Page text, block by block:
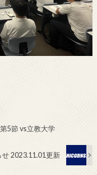
5節 vs立教大学
2023.11.01更新